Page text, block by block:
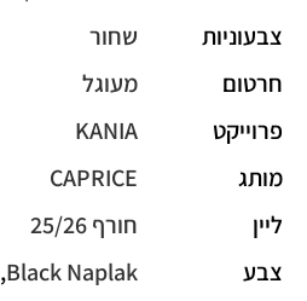
צבעוניות
שחור
חרטום
מעוגל
פרוייקט
KANIA
מותג
CAPRICE
ליין
חורף 25/26
צבע
Black Naplak
,